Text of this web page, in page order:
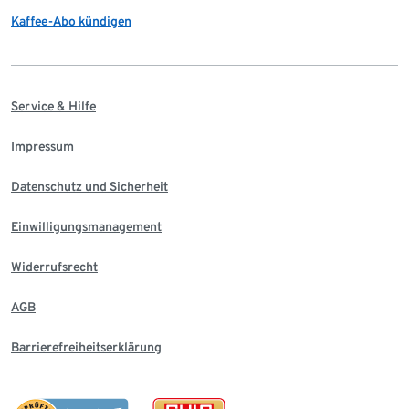
Kaffee-Abo kündigen
Service & Hilfe
Impressum
Datenschutz und Sicherheit
Einwilligungsmanagement
Widerrufsrecht
AGB
Barrierefreiheitserklärung